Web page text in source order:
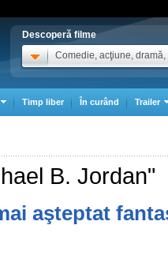
Descoperă filme
Comedie, acţiune, dramă,
Timp liber În curând Trailer
B. Jordan"
aşteptat